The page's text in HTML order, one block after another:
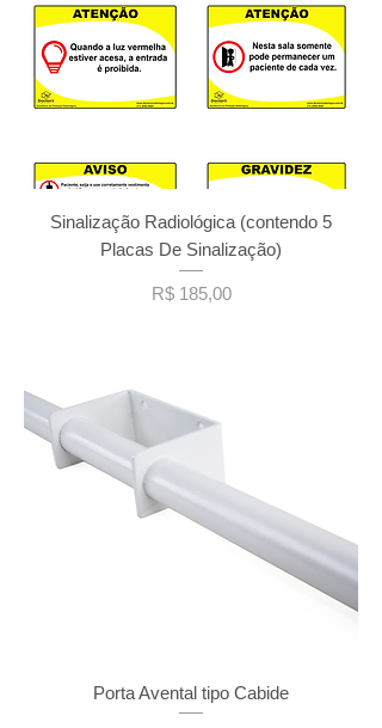
Sinalização Radiológica (contendo 5
Placas De Sinalização)
Preço
R$ 185,00
Porta Avental tipo Cabide